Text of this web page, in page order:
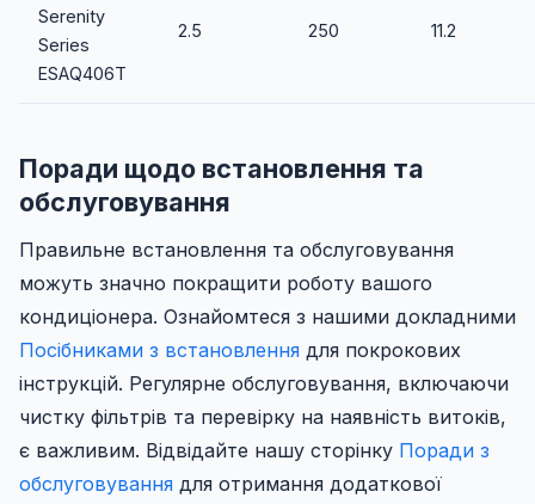
Serenity
Series
ESAQ406T
2.5 250 11.2
Поради щодо встановлення та
обслуговування
Правильне встановлення та обслуговування
можуть значно покращити роботу вашого
кондиціонера. Ознайомтеся з нашими докладними
Посібниками з встановлення для покрокових
інструкцій. Регулярне обслуговування, включаючи
чистку фільтрів та перевірку на наявність витоків,
є важливим. Відвідайте нашу сторінку Поради з
обслуговування для отримання додаткової